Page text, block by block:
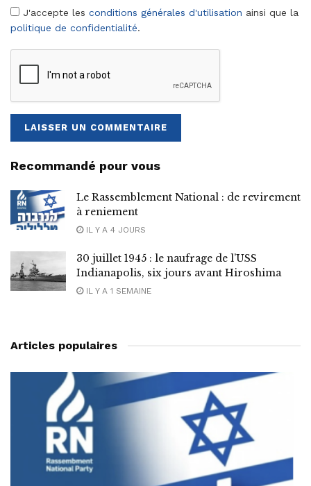
J'accepte les conditions générales d'utilisation ainsi que la
politique de confidentialité.
Recommandé pour vous
Le Rassemblement National : de revirement
à reniement
IL Y A 4 JOURS
30 juillet 1945 : le naufrage de l’USS
Indianapolis, six jours avant Hiroshima
IL Y A 1 SEMAINE
Articles populaires